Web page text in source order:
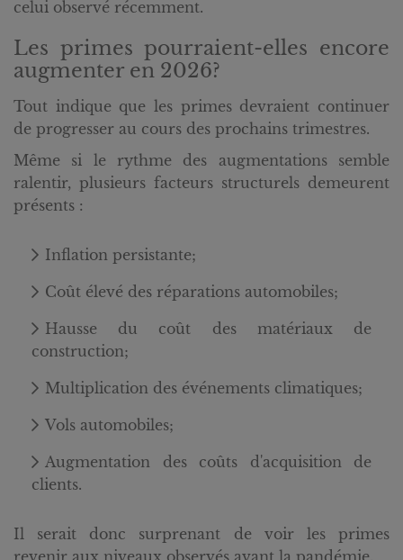
celui observé récemment.
Les primes pourraient-elles encore
augmenter en 2026?
Tout indique que les primes devraient continuer
de progresser au cours des prochains trimestres.
Même si le rythme des augmentations semble
ralentir, plusieurs facteurs structurels demeurent
présents :
Inflation persistante;
Coût élevé des réparations automobiles;
Hausse du coût des matériaux de
construction;
Multiplication des événements climatiques;
Vols automobiles;
Augmentation des coûts d'acquisition de
clients.
Il serait donc surprenant de voir les primes
revenir aux niveaux observés avant la pandémie.